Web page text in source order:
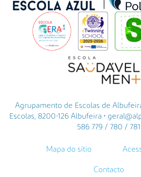
Agrupamento de Escolas de
Escolas, 8200-126 Albufeira •
586 779 / 780 / 781
Mapa do sítio
Contacto